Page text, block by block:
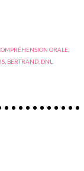
ORALE,
BERTRAND DNL